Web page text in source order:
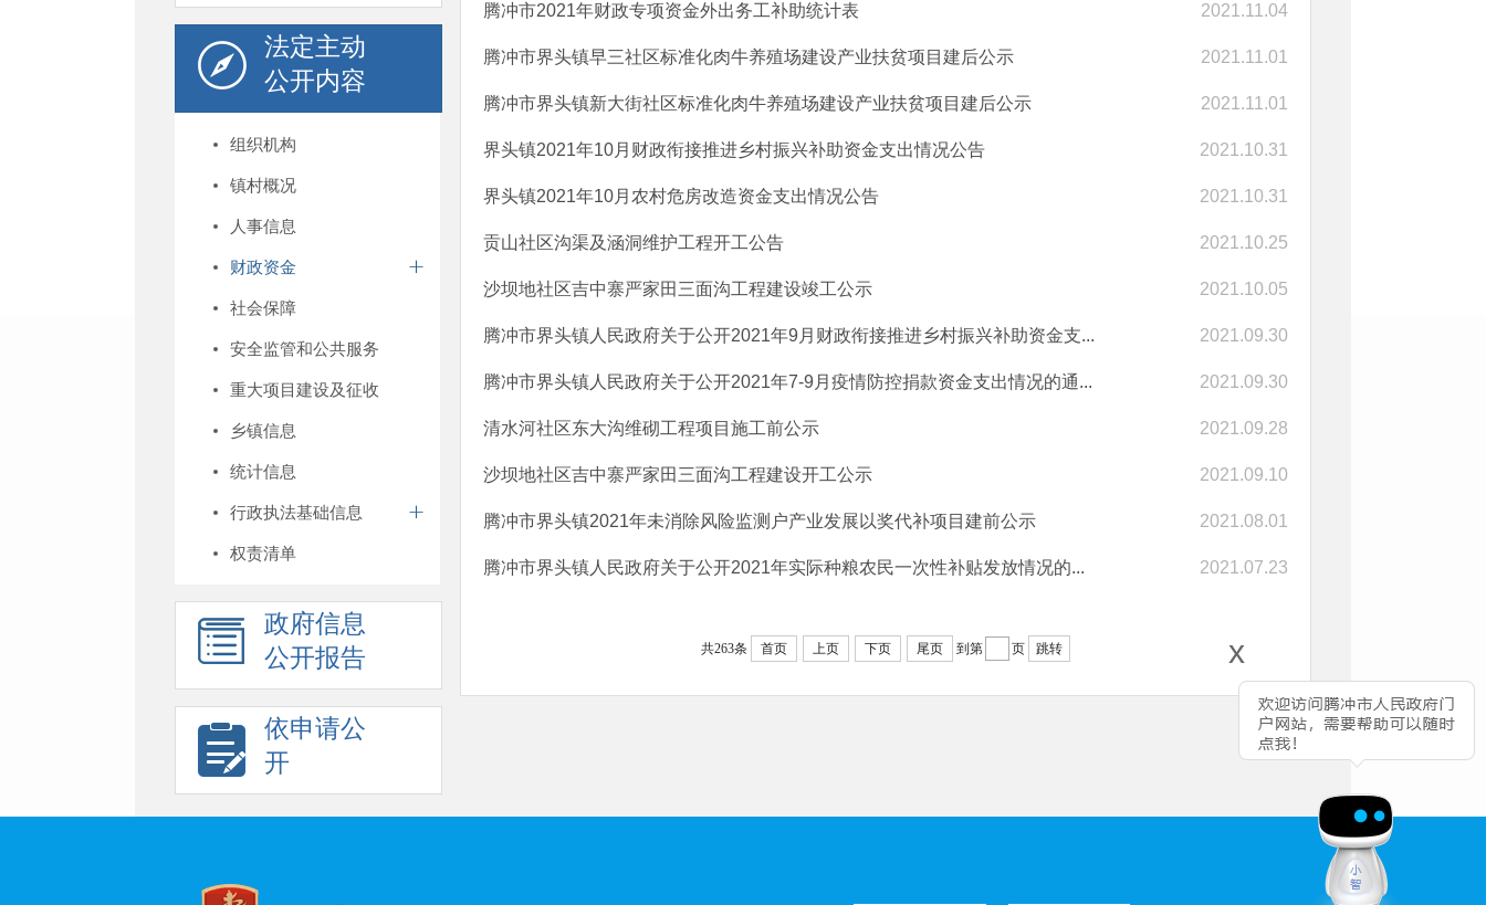
x
法定主动
公开内容
组织机构
镇村概况
人事信息
财政资金
社会保障
安全监管和公共服务
重大项目建设及征收
乡镇信息
统计信息
行政执法基础信息
权责清单
政府信息
公开报告
依申请公
开
腾冲市2021年财政专项资金外出务工补助统计表 2021.11.04
腾冲市界头镇早三社区标准化肉牛养殖场建设产业扶贫项目建后公示 2021.11.01
腾冲市界头镇新大街社区标准化肉牛养殖场建设产业扶贫项目建后公示 2021.11.01
界头镇2021年10月财政衔接推进乡村振兴补助资金支出情况公告 2021.10.31
界头镇2021年10月农村危房改造资金支出情况公告 2021.10.31
贡山社区沟渠及涵洞维护工程开工公告 2021.10.25
沙坝地社区吉中寨严家田三面沟工程建设竣工公示 2021.10.05
腾冲市界头镇人民政府关于公开2021年9月财政衔接推进乡村振兴补助资金支... 2021.09.30
腾冲市界头镇人民政府关于公开2021年7-9月疫情防控捐款资金支出情况的通... 2021.09.30
清水河社区东大沟维砌工程项目施工前公示 2021.09.28
沙坝地社区吉中寨严家田三面沟工程建设开工公示 2021.09.10
腾冲市界头镇2021年未消除风险监测户产业发展以奖代补项目建前公示 2021.08.01
腾冲市界头镇人民政府关于公开2021年实际种粮农民一次性补贴发放情况的... 2021.07.23
共263条 首页 上页 下页 尾页 到第 页 跳转